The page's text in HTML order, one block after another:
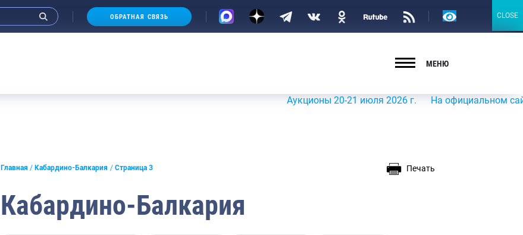
ОБРАТНАЯ СВЯЗЬ
Версия
МЕНЮ
Аукционы 20-21 июля 2026 г. На официальном сайте
Главная Кабардино-Балкария Страница 3 Печать
Кабардино-Балкария
CLOSE
CLOSE